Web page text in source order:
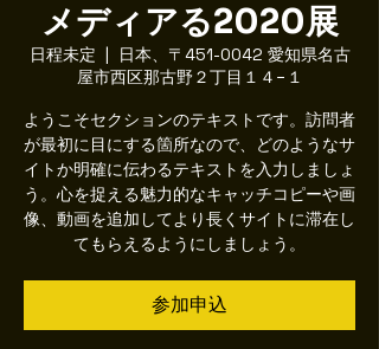
メディアる2020展
日程未定
  |
日本、〒451-0042 愛知県名古
屋市西区那古野２丁目１４−１
ようこそセクションのテキストです。訪問者
が最初に目にする箇所なので、どのようなサ
イトか明確に伝わるテキストを入力しましょ
う。心を捉える魅力的なキャッチコピーや画
像、動画を追加してより長くサイトに滞在し
てもらえるようにしましょう。
参加申込